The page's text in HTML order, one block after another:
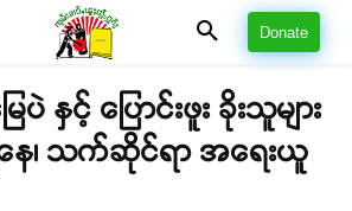
Donate
ပဲ နှင့် ပြောင်းဖူး ခိုးသူများ
၊ သက်ဆိုင်ရာ အရေးယူ